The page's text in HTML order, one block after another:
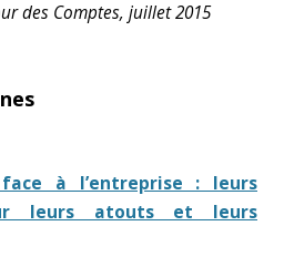
des Comptes, juillet 2015
à l’entreprise : leurs
leurs atouts et leurs